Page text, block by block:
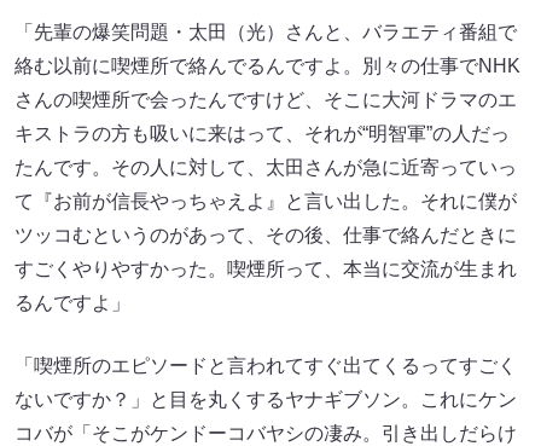
「先輩の爆笑問題・太田（光）さんと、バラエティ番組で
絡む以前に喫煙所で絡んでるんですよ。別々の仕事でNHK
さんの喫煙所で会ったんですけど、そこに大河ドラマのエ
キストラの方も吸いに来はって、それが“明智軍”の人だっ
たんです。その人に対して、太田さんが急に近寄っていっ
て『お前が信長やっちゃえよ』と言い出した。それに僕が
ツッコむというのがあって、その後、仕事で絡んだときに
すごくやりやすかった。喫煙所って、本当に交流が生まれ
るんですよ」
「喫煙所のエピソードと言われてすぐ出てくるってすごく
ないですか？」と目を丸くするヤナギブソン。これにケン
コバが「そこがケンドーコバヤシの凄み。引き出しだらけ